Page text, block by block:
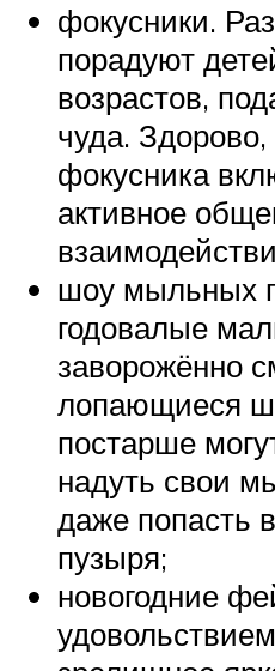
фокусники.
порадуют
возрастов,
чуда.
фокусника
активное
шоу мыльных
годовалые
заворожённо
лопающиеся
постарше
надуть свои
даже попасть
пузыря;
новогодние